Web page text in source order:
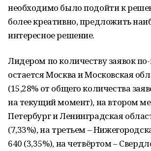
необходимо было подойти к
более креативно, предложить
интересное решение.
Лидером по количеству заявок
остается Москва и Московская
(15,28% от общего количества
на текущий момент), на втором
Петербург и Ленинградская
(7,33%), на третьем –
640 (3,35%), на четвёртом –